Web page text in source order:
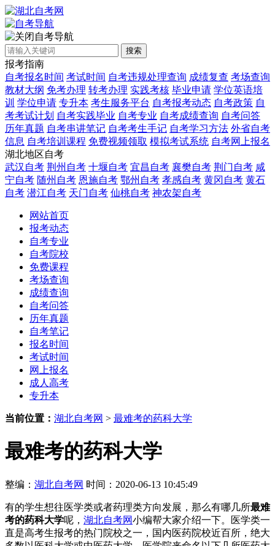
自考导航
搜索
报考指南
自考报名时间 考试时间 自考违规处理查询 成绩复查 考场查询
教材大纲 免考办理 转考办理 实践考核 毕业申请 学位英语培
训 学位申请 专升本 考生服务平台 自考报考动态 自考政策 自
考考试计划 自考实践毕业 自考专业 自考成绩查询 自考问答
历年真题 自考串讲笔记 自考考生手记 自考学习方法 外省自考
信息 自考培训课程 免费视频领取 模拟考试系统 自考网上报名
湖北地区自考
武汉自考 荆州自考 十堰自考 宜昌自考 襄樊自考 荆门自考 咸
宁自考 随州自考 恩施自考 鄂州自考 孝感自考 黄冈自考 黄石
自考 潜江自考 天门自考 仙桃自考 神农架自考
网站首页
报考动态
自考专业
自考院校
免费课程
考场查询
成绩查询
自考问答
历年真题
自考笔记
报名时间
考试时间
网上报名
成人高考
专升本
当前位置： 湖北自考网 > 最难考的药科大学
最难考的药科大学
整编： 湖北自考网 时间：2020-06-13 10:45:49
有的学生想往医学类或者药理类方向发展，那么有哪几所最难
考的药科大学呢， 湖北自考网小编帮大家介绍一下。医学类一
直是高考生报考的热门院校之一，国内医药院校近百所，绝大